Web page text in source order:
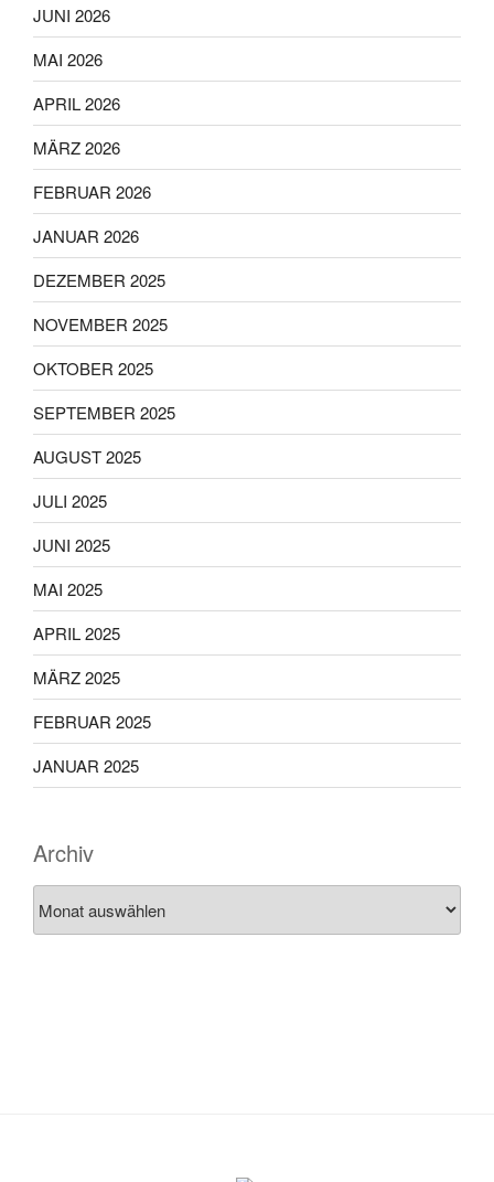
JUNI 2026
MAI 2026
APRIL 2026
MÄRZ 2026
FEBRUAR 2026
JANUAR 2026
DEZEMBER 2025
NOVEMBER 2025
OKTOBER 2025
SEPTEMBER 2025
AUGUST 2025
JULI 2025
JUNI 2025
MAI 2025
APRIL 2025
MÄRZ 2025
FEBRUAR 2025
JANUAR 2025
Archiv